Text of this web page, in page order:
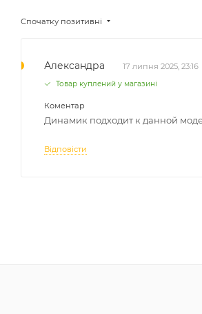
Спочатку позитивні
Александра 17 липня 2025, 23:16
Товар куплений у магазині
Коментар
Динамик подходит к данной
Відповісти